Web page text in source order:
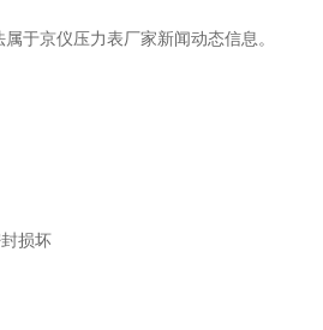
于京仪压力表厂家新闻动态信息。
损坏